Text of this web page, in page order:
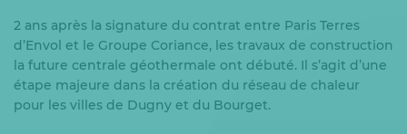
2 ans après la signature du contrat entre Paris Terres
d’Envol et le Groupe Coriance, les travaux de construction
la future centrale géothermale ont débuté. Il s’agit d’une
étape majeure dans la création du réseau de chaleur
pour les villes de Dugny et du Bourget.